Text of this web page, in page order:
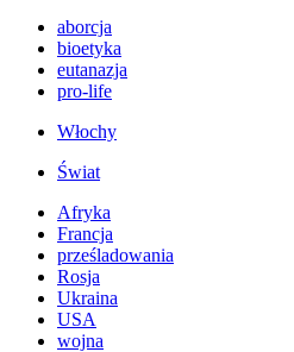
aborcja
bioetyka
eutanazja
pro-life
Włochy
Świat
Afryka
Francja
prześladowania
Rosja
Ukraina
USA
wojna